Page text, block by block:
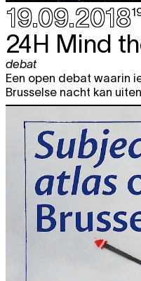
19.09.2018
24H Mind
debat
Een open debat waarin
Brusselse nacht kan